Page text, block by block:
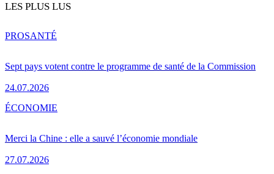
LES PLUS LUS
Sept pays votent contre le programme de santé de la Commission
24.07.2026
PROSANTÉ
Merci la Chine : elle a sauvé l’économie mondiale
27.07.2026
ÉCONOMIE